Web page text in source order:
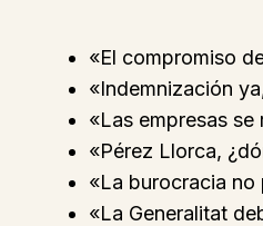
«El compromiso
«Indemnización
«Las empresas
«Pérez Llorca,
«La burocracia no
«La Generalitat